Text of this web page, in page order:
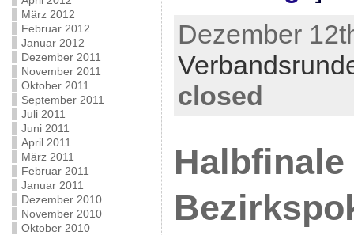
März 2012
Februar 2012
Januar 2012
Dezember 2011
November 2011
Oktober 2011
September 2011
Juli 2011
Juni 2011
April 2011
März 2011
Februar 2011
Januar 2011
Dezember 2010
November 2010
Oktober 2010
Dezember
closed
Halbfinale